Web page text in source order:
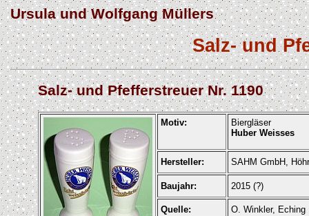
Ursula und Wolfgang Müllers
Salz- und
Salz- und Pfefferstreuer Nr. 1190
Motiv:
Biergläser
Huber Weisses
Hersteller: SAHM GmbH,
Baujahr: 2015 (?)
Quelle: O. Winkler, Eching